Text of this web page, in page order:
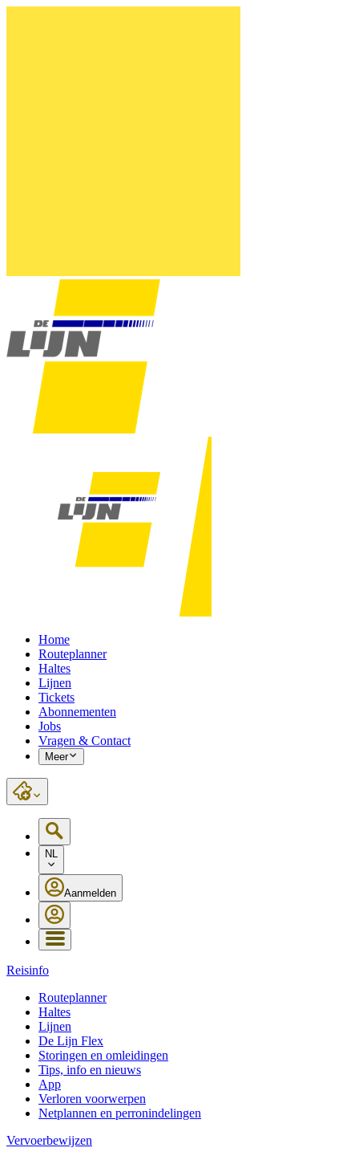
Home
Routeplanner
Haltes
Lijnen
Tickets
Abonnementen
Jobs
Vragen & Contact
Meer
NL
Aanmelden
Reisinfo
Routeplanner
Haltes
Lijnen
De Lijn Flex
Storingen en omleidingen
Tips, info en nieuws
App
Verloren voorwerpen
Netplannen en perronindelingen
Vervoerbewijzen